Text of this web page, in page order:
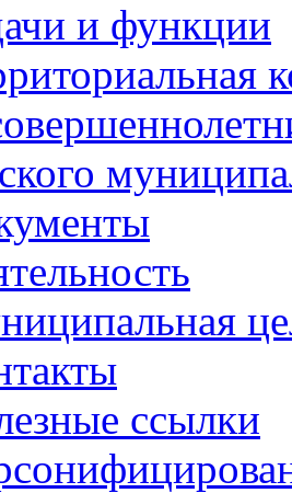
и функции
ссылки